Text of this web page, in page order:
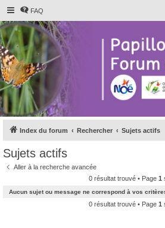
FAQ
Index du forum Rechercher Sujets actifs
Sujets actifs
Aller à la recherche avancée
0 résultat trouvé • Page 1
Aucun sujet ou message ne correspond à vos
0 résultat trouvé • Page 1